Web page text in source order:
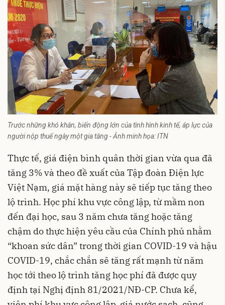
Trước những khó khăn, biến động lớn của tình hình kinh tế, áp lực của
người nộp thuế ngày một gia tăng - Ảnh minh họa: ITN
Thực tế, giá điện bình quân thời gian vừa qua đã
tăng 3% và theo đề xuất của Tập đoàn Điện lực
Việt Nạm, giá mặt hàng này sẽ tiếp tục tăng theo
lộ trình. Học phí khu vực công lập, từ mầm non
đến đại học, sau 3 năm chưa tăng hoặc tăng
chậm do thực hiện yêu cầu của Chính phủ nhằm
“khoan sức dân” trong thời gian COVID-19 và hậu
COVID-19, chắc chắn sẽ tăng rất mạnh từ năm
học tới theo lộ trình tăng học phí đã được quy
định tại Nghị định 81/2021/NĐ-CP. Chưa kể,